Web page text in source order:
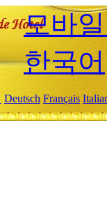
모바
한국어
Deutsch Français